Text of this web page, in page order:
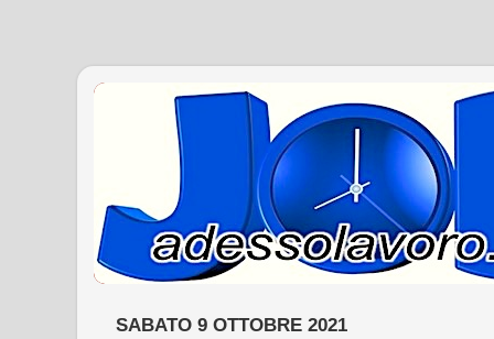
SABATO 9 OTTOBRE 2021